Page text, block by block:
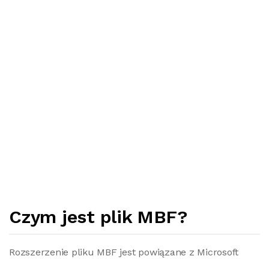
Czym jest plik MBF?
Rozszerzenie pliku MBF jest powiązane z Microsoft